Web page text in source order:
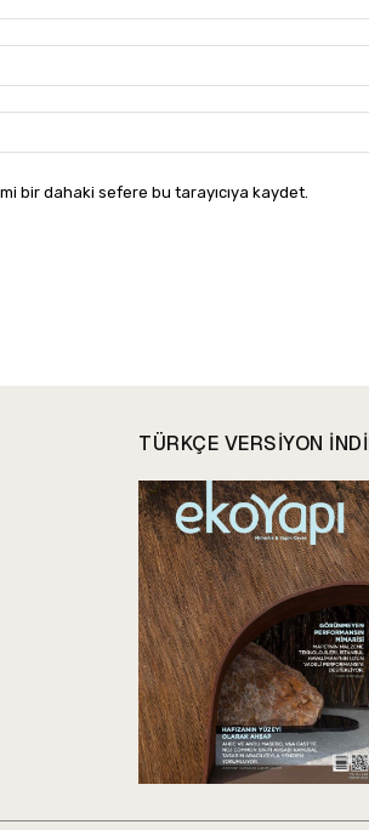
bir dahaki sefere bu tarayıcıya kaydet.
TÜRKÇE VERSIYON